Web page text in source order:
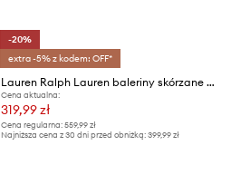
-20%
extra -5% z kodem: OFF*
Lauren Ralph Lauren baleriny skórzane Jayna
Cena aktualna:
319,99 zł
Cena regularna: 559,99 zł
Najniższa cena z 30 dni przed obniżką: 399,99 zł